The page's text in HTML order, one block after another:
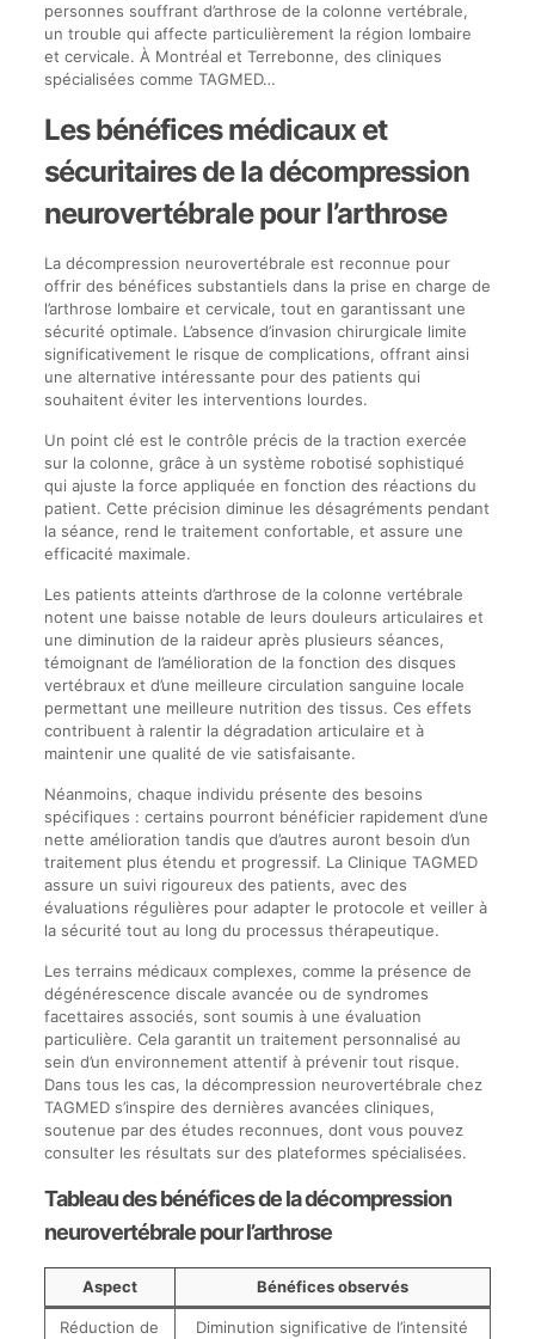
personnes souffrant d’arthrose de la colonne vertébrale,
un trouble qui affecte particulièrement la région lombaire
et cervicale. À Montréal et Terrebonne, des cliniques
spécialisées comme TAGMED…
Les bénéfices médicaux et
sécuritaires de la décompression
neurovertébrale pour l’arthrose
La décompression neurovertébrale est reconnue pour
offrir des bénéfices substantiels dans la prise en charge de
l’arthrose lombaire et cervicale, tout en garantissant une
sécurité optimale. L’absence d’invasion chirurgicale limite
significativement le risque de complications, offrant ainsi
une alternative intéressante pour des patients qui
souhaitent éviter les interventions lourdes.
Un point clé est le contrôle précis de la traction exercée
sur la colonne, grâce à un système robotisé sophistiqué
qui ajuste la force appliquée en fonction des réactions du
patient. Cette précision diminue les désagréments pendant
la séance, rend le traitement confortable, et assure une
efficacité maximale.
Les patients atteints d’arthrose de la colonne vertébrale
notent une baisse notable de leurs douleurs articulaires et
une diminution de la raideur après plusieurs séances,
témoignant de l’amélioration de la fonction des disques
vertébraux et d’une meilleure circulation sanguine locale
permettant une meilleure nutrition des tissus. Ces effets
contribuent à ralentir la dégradation articulaire et à
maintenir une qualité de vie satisfaisante.
Néanmoins, chaque individu présente des besoins
spécifiques : certains pourront bénéficier rapidement d’une
nette amélioration tandis que d’autres auront besoin d’un
traitement plus étendu et progressif. La Clinique TAGMED
assure un suivi rigoureux des patients, avec des
évaluations régulières pour adapter le protocole et veiller à
la sécurité tout au long du processus thérapeutique.
Les terrains médicaux complexes, comme la présence de
dégénérescence discale avancée ou de syndromes
facettaires associés, sont soumis à une évaluation
particulière. Cela garantit un traitement personnalisé au
sein d’un environnement attentif à prévenir tout risque.
Dans tous les cas, la décompression neurovertébrale chez
TAGMED s’inspire des dernières avancées cliniques,
soutenue par des études reconnues, dont vous pouvez
consulter les résultats sur des plateformes spécialisées.
Tableau des bénéfices de la décompression
neurovertébrale pour l’arthrose
Aspect Bénéfices observés
Réduction de
Diminution significative de l’intensité